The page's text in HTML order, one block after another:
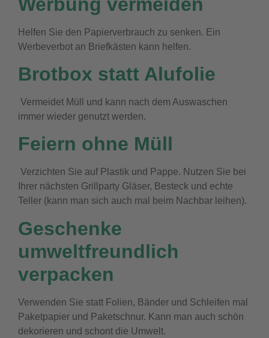
Helfen Sie den Papierverbrauch zu senken. Ein
Werbeverbot an Briefkästen kann helfen.
Brotbox statt Alufolie
Vermeidet Müll und kann nach dem Auswaschen
immer wieder genutzt werden.
Feiern ohne Müll
Verzichten Sie auf Plastik und Pappe. Nutzen Sie bei
Ihrer nächsten Grillparty Gläser, Besteck und echte
Teller (kann man sich auch mal beim Nachbar leihen).
Geschenke
umweltfreundlich
verpacken
Verwenden Sie statt Folien, Bänder und Schleifen mal
Paketpapier und Paketschnur. Kann man auch schön
dekorieren und schont die Umwelt.